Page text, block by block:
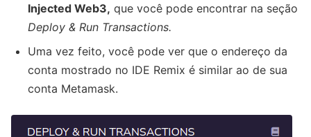
Injected Web3, que você pode encontrar na seção
Deploy & Run Transactions.
Uma vez feito, você pode ver que o endereço da
conta mostrado no IDE Remix é similar ao de sua
conta Metamask.